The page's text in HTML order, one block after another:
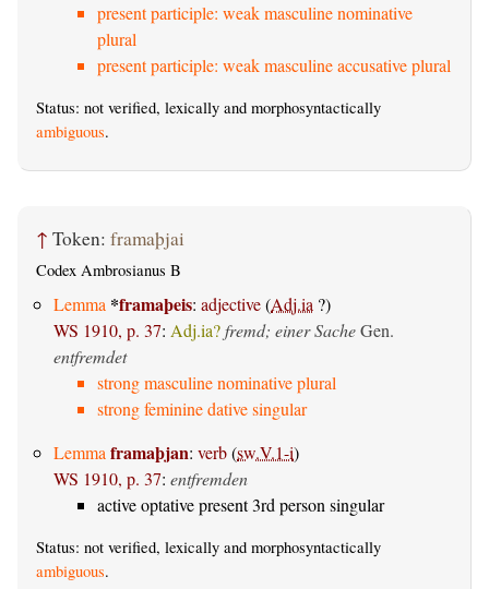
present participle: weak masculine nominative
plural
present participle: weak masculine accusative plural
Status: not verified, lexically and morphosyntactically
ambiguous.
↑ Token: framaþjai
Codex Ambrosianus B
Lemma *framaþeis: adjective(Adj.ia ?)
WS 1910, p. 37: Adj.ia?fremd; einer SacheGen.
entfremdet
strong masculine nominative plural
strong feminine dative singular
Lemma framaþjan: verb(sw.V.1-i)
WS 1910, p. 37: entfremden
active optative present 3rd person singular
Status: not verified, lexically and morphosyntactically
ambiguous.